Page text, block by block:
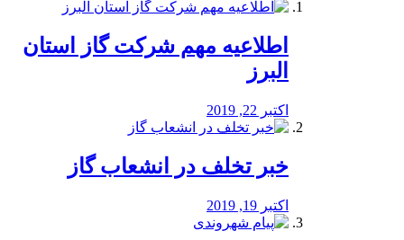
️اطلاعیه مهم شرکت گاز استان
البرز
اکتبر 22, 2019
خبر تخلف در انشعاب گاز
اکتبر 19, 2019